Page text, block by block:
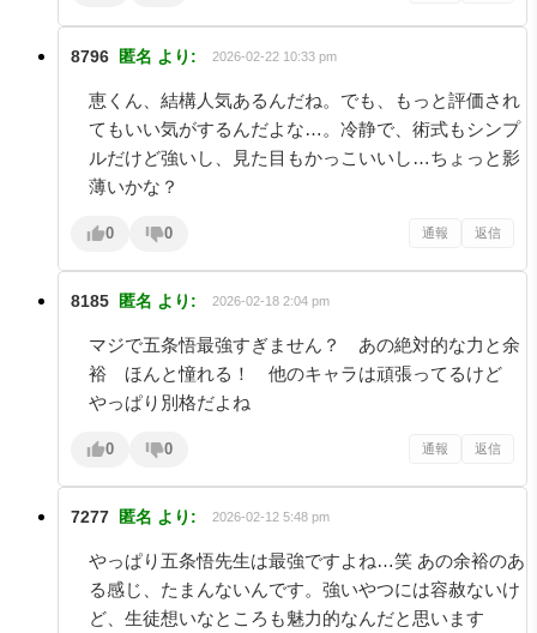
8796 匿名 より: 2026-02-22 10:33 pm
恵くん、結構人気あるんだね。でも、もっと評価され
てもいい気がするんだよな…。冷静で、術式もシンプ
ルだけど強いし、見た目もかっこいいし…ちょっと影
薄いかな？
0 0 通報 返信
8185 匿名 より: 2026-02-18 2:04 pm
マジで五条悟最強すぎません？ あの絶対的な力と余
裕 ほんと憧れる！ 他のキャラは頑張ってるけど
やっぱり別格だよね
0 0 通報 返信
7277 匿名 より: 2026-02-12 5:48 pm
やっぱり五条悟先生は最強ですよね…笑 あの余裕のあ
る感じ、たまんないんです。強いやつには容赦ないけ
ど、生徒想いなところも魅力的なんだと思います